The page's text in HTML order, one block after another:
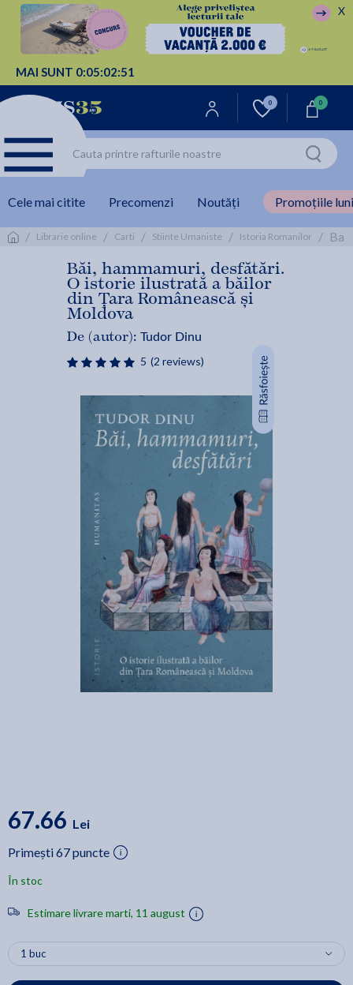
MAI SUNT 0:05:02:50
X
0 0
Cele mai citite Precomenzi Noutăți Promoțiile
/ Librarie online / Carti / Stiinte Umaniste / Istoria Romanilor /
Băi, hammamuri, desfătări.
O istorie ilustrată a băilor
din Țara Românească și
Moldova
De (autor): Tudor Dinu
5 (2 reviews)
67.66 Lei
Primești 67 puncte
În stoc
Estimare livrare marti, 11 august